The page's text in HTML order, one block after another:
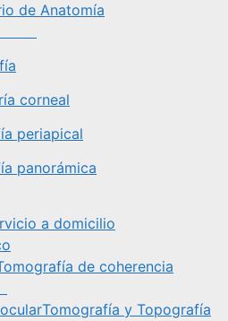
de Anatomía
corneal
periapical
panorámica
a domicilio
de coherencia
Tomografía y Topografía